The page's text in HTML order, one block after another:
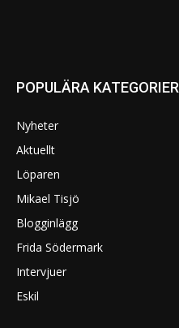
POPULÄRA KATEGORIER
Nyheter
Aktuellt
Löparen
Mikael Tisjö
Blogginlägg
Frida Södermark
Intervjuer
Eskil